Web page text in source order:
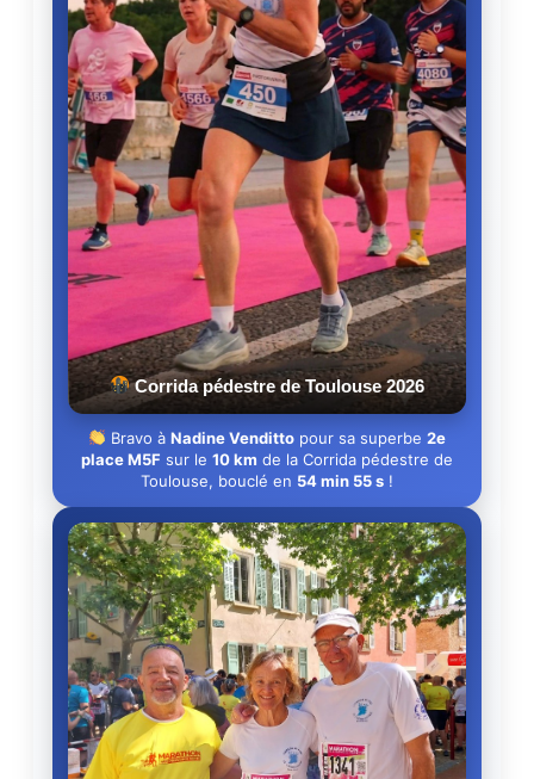
Corrida pédestre de Toulouse 2026
Bravo à Nadine Vendittopour sa superbe 2e
place M5F sur le 10 km de la Corrida pédestre de
Toulouse, bouclé en 54 min 55 s !